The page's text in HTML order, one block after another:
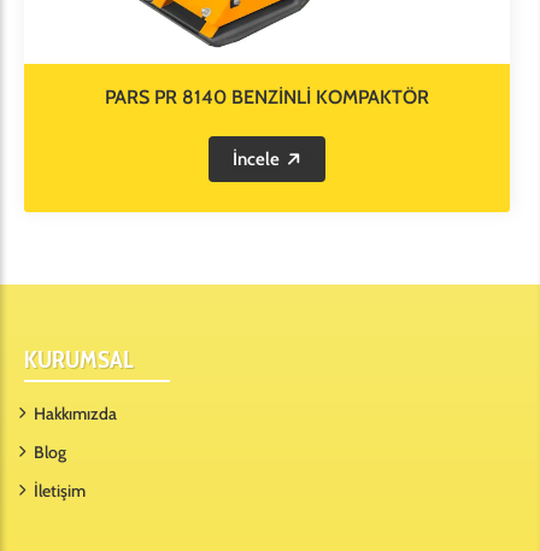
PARS PR 8140 BENZİNLİ KOMPAKTÖR
İncele
KURUMSAL
Hakkımızda
Blog
İletişim